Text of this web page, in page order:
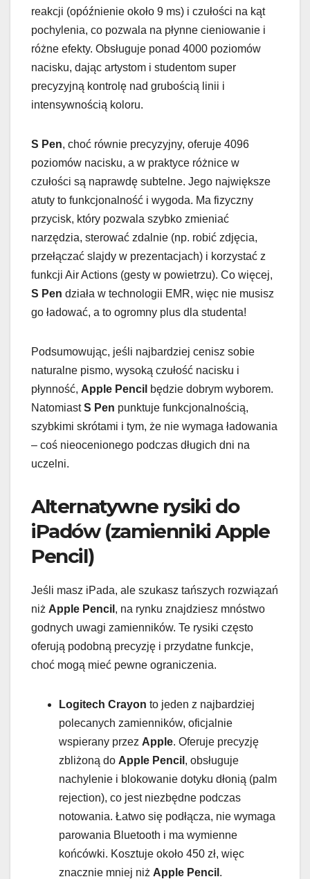
reakcji (opóźnienie około 9 ms) i czułości na kąt
pochylenia, co pozwala na płynne cieniowanie i
różne efekty. Obsługuje ponad 4000 poziomów
nacisku, dając artystom i studentom super
precyzyjną kontrolę nad grubością linii i
intensywnością koloru.
S Pen, choć równie precyzyjny, oferuje 4096
poziomów nacisku, a w praktyce różnice w
czułości są naprawdę subtelne. Jego największe
atuty to funkcjonalność i wygoda. Ma fizyczny
przycisk, który pozwala szybko zmieniać
narzędzia, sterować zdalnie (np. robić zdjęcia,
przełączać slajdy w prezentacjach) i korzystać z
funkcji Air Actions (gesty w powietrzu). Co więcej,
S Pen działa w technologii EMR, więc nie musisz
go ładować, a to ogromny plus dla studenta!
Podsumowując, jeśli najbardziej cenisz sobie
naturalne pismo, wysoką czułość nacisku i
płynność, Apple Pencil będzie dobrym wyborem.
NatomiastS Pen punktuje funkcjonalnością,
szybkimi skrótami i tym, że nie wymaga ładowania
– coś nieocenionego podczas długich dni na
uczelni.
Alternatywne rysiki do
iPadów (zamienniki Apple
Pencil)
Jeśli masz iPada, ale szukasz tańszych rozwiązań
niż Apple Pencil , na rynku znajdziesz mnóstwo
godnych uwagi zamienników. Te rysiki często
oferują podobną precyzję i przydatne funkcje,
choć mogą mieć pewne ograniczenia.
Logitech Crayon to jeden z najbardziej
polecanych zamienników, oficjalnie
wspierany przez Apple. Oferuje precyzję
zbliżoną do Apple Pencil , obsługuje
nachylenie i blokowanie dotyku dłonią (palm
rejection), co jest niezbędne podczas
notowania. Łatwo się podłącza, nie wymaga
parowania Bluetooth i ma wymienne
końcówki. Kosztuje około 450 zł, więc
znacznie mniej niż Apple Pencil .